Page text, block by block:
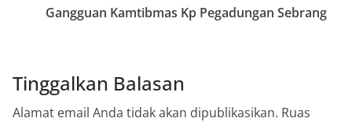
Gangguan Kamtibmas Kp Pegadungan Sebrang
Tinggalkan Balasan
Alamat email Anda tidak akan dipublikasikan. Ruas